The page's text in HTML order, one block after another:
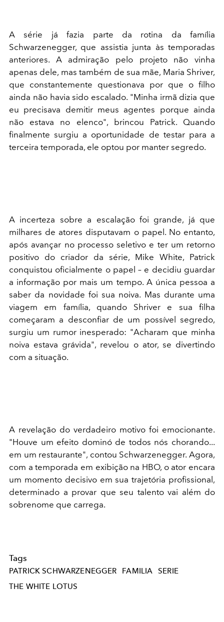
A série já fazia parte da rotina da família
Schwarzenegger, que assistia junta às temporadas
anteriores. A admiração pelo projeto não vinha
apenas dele, mas também de sua mãe, Maria Shriver,
que constantemente questionava por que o filho
ainda não havia sido escalado. "Minha irmã dizia que
eu precisava demitir meus agentes porque ainda
não estava no elenco", brincou Patrick. Quando
finalmente surgiu a oportunidade de testar para a
terceira temporada, ele optou por manter segredo.
A incerteza sobre a escalação foi grande, já que
milhares de atores disputavam o papel. No entanto,
após avançar no processo seletivo e ter um retorno
positivo do criador da série, Mike White, Patrick
conquistou oficialmente o papel – e decidiu guardar
a informação por mais um tempo. A única pessoa a
saber da novidade foi sua noiva. Mas durante uma
viagem em família, quando Shriver e sua filha
começaram a desconfiar de um possível segredo,
surgiu um rumor inesperado: "Acharam que minha
noiva estava grávida", revelou o ator, se divertindo
com a situação.
A revelação do verdadeiro motivo foi emocionante.
"Houve um efeito dominó de todos nós chorando...
em um restaurante", contou Schwarzenegger. Agora,
com a temporada em exibição na HBO, o ator encara
um momento decisivo em sua trajetória profissional,
determinado a provar que seu talento vai além do
sobrenome que carrega.
Tags
PATRICK SCHWARZENEGGER FAMILIA
SERIE
THE WHITE LOTUS